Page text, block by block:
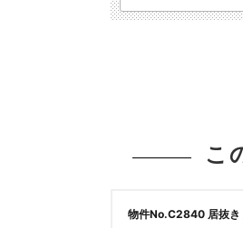
こ
物件No.C2840 居抜き